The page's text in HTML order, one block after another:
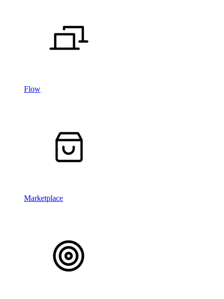
Flow
Marketplace